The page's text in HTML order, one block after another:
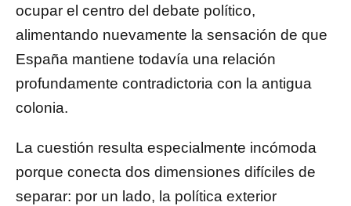
ocupar el centro del debate político,
alimentando nuevamente la sensación de que
España mantiene todavía una relación
profundamente contradictoria con la antigua
colonia.
La cuestión resulta especialmente incómoda
porque conecta dos dimensiones difíciles de
separar: por un lado, la política exterior